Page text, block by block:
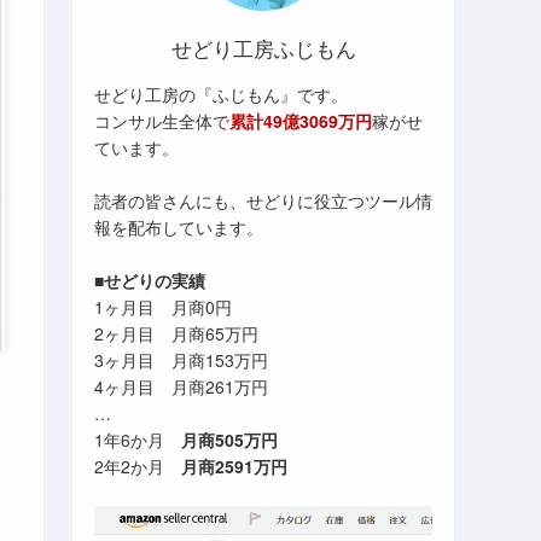
せどり工房ふじもん
せどり工房の『ふじもん』です。
コンサル生全体で累計49億3069万円稼がせ
ています。
読者の皆さんにも、せどりに役立つツール情
報を配布しています。
■せどりの実績
1ヶ月目 月商0円
2ヶ月目 月商65万円
3ヶ月目 月商153万円
4ヶ月目 月商261万円
…
1年6か月 月商505万円
2年2か月 月商2591万円